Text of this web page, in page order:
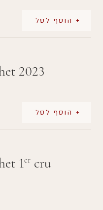
+ הוסף לסל
2023
+ הוסף לסל
1er cru